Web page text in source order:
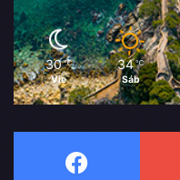
30 ℃
Vie
34 ℃
Sáb